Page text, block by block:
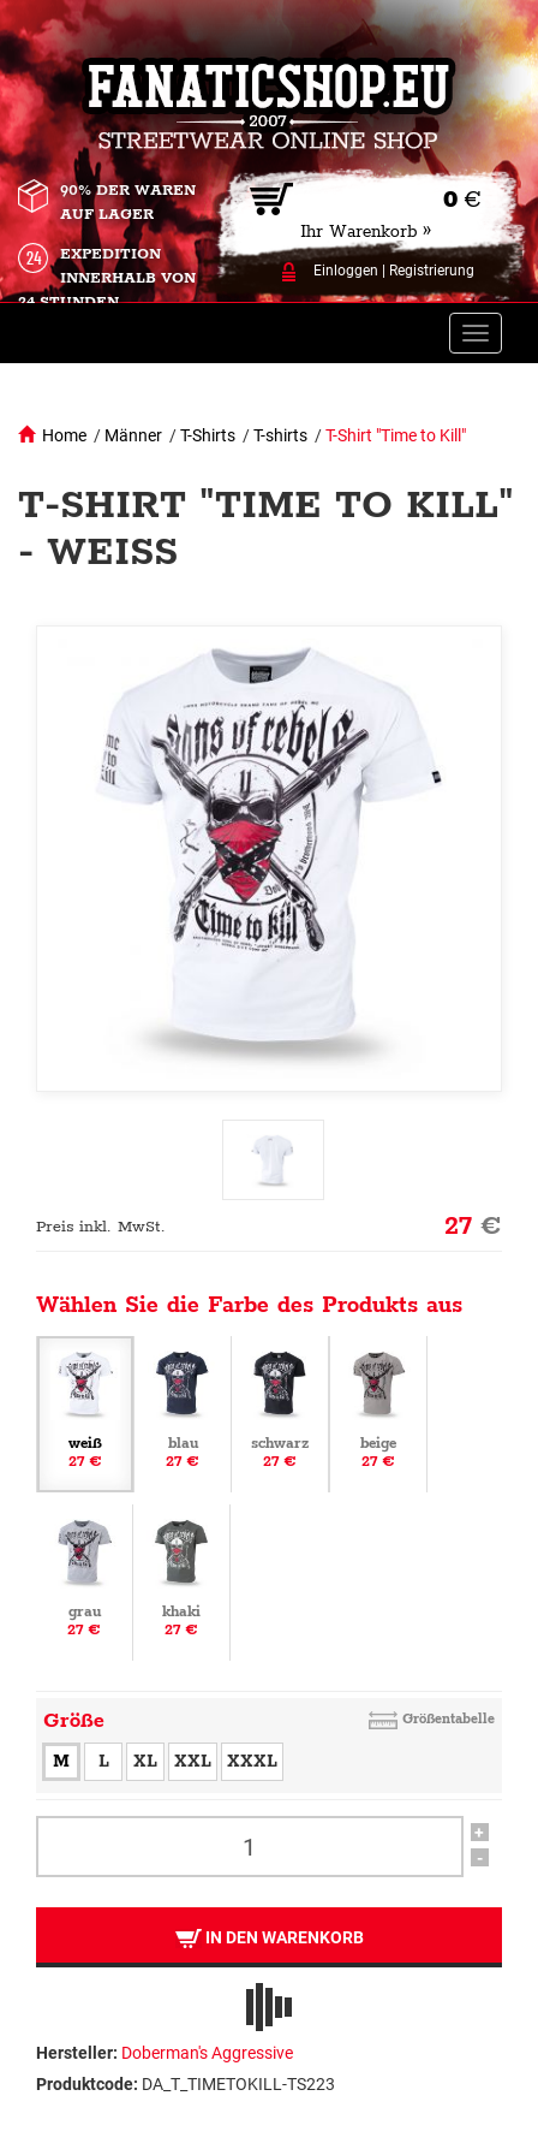
0 €
Ihr Warenkorb »
Einloggen Registrierung
90% DER WAREN
AUF LAGER
EXPEDITION
INNERHALB VON
24 STUNDEN.
Toggle
Home / Männer /T-Shirts /T-shirts /T-Shirt "Time to Kill"
T-SHIRT "TIME TO KILL"
- WEISS
Preis inkl. MwSt. 27€
Wählen Sie die Farbe des Produkts aus
weiß
27 €
blau
27 €
schwarz
27 €
beige
27 €
grau
27 €
khaki
27 €
Größe Größentabelle
M L XL XXL XXXL
+
-
IN DEN WARENKORB
Hersteller: Doberman's Aggressive
Produktcode: DA_T_TIMETOKILL-TS223